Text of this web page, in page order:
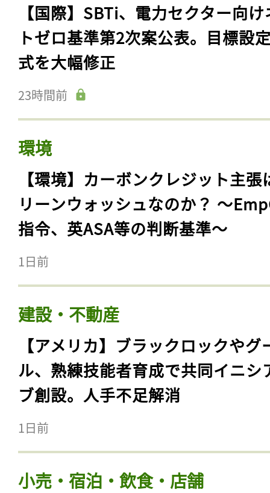
【国際】SBTi、電力セクター向
トゼロ基準第2次案公表。目標設
式を大幅修正
23時間前
環境
【環境】カーボンクレジット主張
リーンウォッシュなのか？ 〜
指令、英ASA等の判断基準〜
1日前
建設・不動産
【アメリカ】ブラックロックやグ
ル、熟練技能者育成で共同イニシ
ブ創設。人手不足解消
1日前
小売・宿泊・飲食・店舗